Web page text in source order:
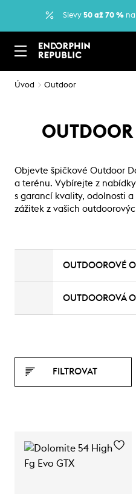
Slevy 50 až 70 %
Úvod Outdoor
Objevte špičkové Outdoor
a terénu. Vybírejte z
s garancí kvality, odolnosti
zážitek z vašich
OUTDOOROVÉ
OUTDOOROVÁ
FILTROVAT